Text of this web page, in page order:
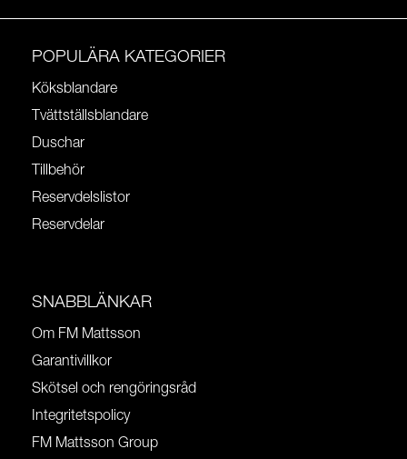
POPULÄRA KATEGORIER
Köksblandare
Tvättställsblandare
Duschar
Tillbehör
Reservdelslistor
Reservdelar
SNABBLÄNKAR
Om FM Mattsson
Garantivillkor
Skötsel och rengöringsråd
Integritetspolicy
FM Mattsson Group